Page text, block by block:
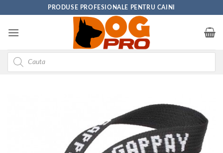
content
PRODUSE PROFESIONALE PENTRU CAINI
Products
search